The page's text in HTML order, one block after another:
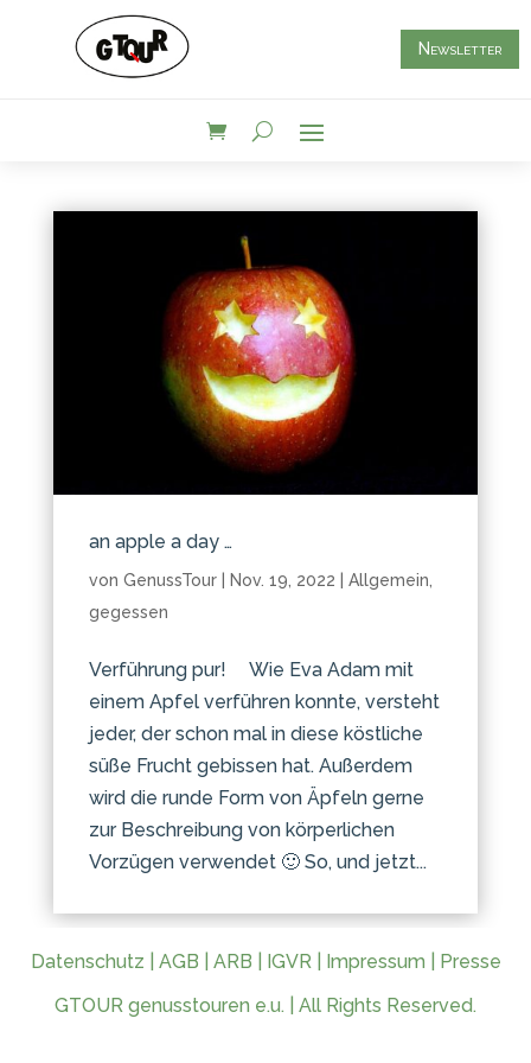
Newsletter
an apple a day …
von GenussTour| Nov. 19, 2022 Allgemein
gegessen
Verführung pur! Wie Eva Adam mit
einem Apfel verführen konnte, versteht
jeder, der schon mal in diese köstliche
süße Frucht gebissen hat. Außerdem
wird die runde Form von Äpfeln gerne
zur Beschreibung von körperlichen
Vorzügen verwendet 🙂 So, und jetzt...
Datenschutz AGB ARB IGVR| Impressum
Presse
GTOUR genusstouren e.u. | All Rights Reserved.